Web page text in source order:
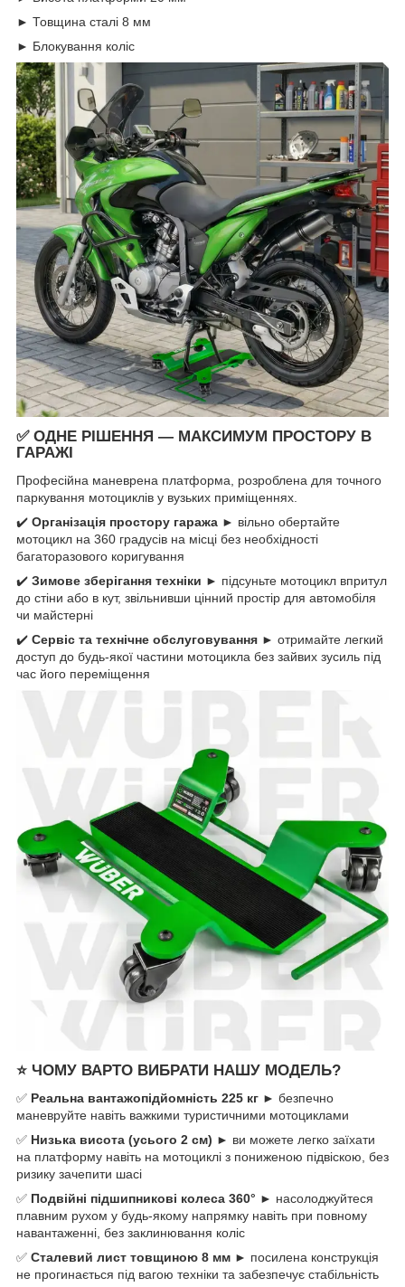
► Товщина сталі 8 мм
► Блокування коліс
✅ ОДНЕ РІШЕННЯ — МАКСИМУМ ПРОСТОРУ В
ГАРАЖІ
Професійна маневрена платформа, розроблена для точного
паркування мотоциклів у вузьких приміщеннях.
✔️ Організація простору гаража ► вільно обертайте
мотоцикл на 360 градусів на місці без необхідності
багаторазового коригування
✔️ Зимове зберігання техніки ► підсуньте мотоцикл впритул
до стіни або в кут, звільнивши цінний простір для автомобіля
чи майстерні
✔️ Сервіс та технічне обслуговування ► отримайте легкий
доступ до будь-якої частини мотоцикла без зайвих зусиль під
час його переміщення
⭐ ЧОМУ ВАРТО ВИБРАТИ НАШУ МОДЕЛЬ?
✅ Реальна вантажопідйомність 225 кг ► безпечно
маневруйте навіть важкими туристичними мотоциклами
✅ Низька висота (усього 2 см) ► ви можете легко заїхати
на платформу навіть на мотоциклі з пониженою підвіскою, без
ризику зачепити шасі
✅ Подвійні підшипникові колеса 360° ► насолоджуйтеся
плавним рухом у будь-якому напрямку навіть при повному
навантаженні, без заклинювання коліс
✅ Сталевий лист товщиною 8 мм ► посилена конструкція
не прогинається під вагою техніки та забезпечує стабільність